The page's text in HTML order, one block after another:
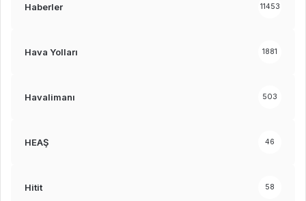
Haberler 11453
Hava Yolları 1881
Havalimanı 503
HEAŞ 46
Hitit 58